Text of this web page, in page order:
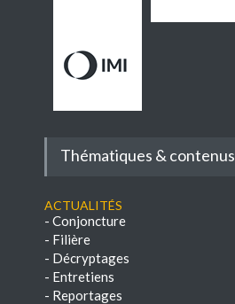
Thématiques & contenus
Actualités
- Conjoncture
- Filière
- Décryptages
- Entretiens
- Reportages